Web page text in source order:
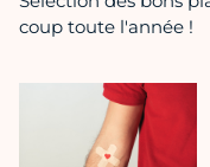
coup toute l'année !